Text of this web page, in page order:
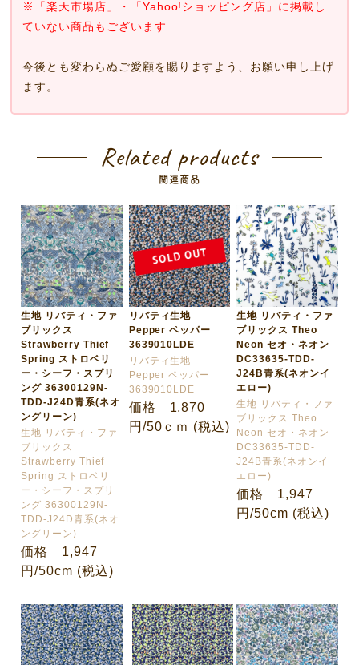
※「楽天市場店」・「Yahoo!ショッピング店」に掲載し
ていない商品もございます
今後とも変わらぬご愛顧を賜りますよう、お願い申し上げ
ます。
Related products
関連商品
生地 リバティ・ファ
ブリックス
Strawberry Thief
Spring ストロベリ
ー・シーフ・スプリ
ング 36300129N-
TDD-J24D青系(ネオ
ングリーン)
生地 リバティ・ファ
ブリックス
Strawberry Thief
Spring ストロベリ
ー・シーフ・スプリ
ング 36300129N-
TDD-J24D青系(ネオ
ングリーン)
価格 1,947
円/50cm (税込)
リバティ生地
Pepper ペッパー
3639010LDE
リバティ生地
Pepper ペッパー
3639010LDE
価格 1,870
円/50ｃｍ (税込)
生地 リバティ・ファ
ブリックス Theo
Neon セオ・ネオン
DC33635-TDD-
J24B青系(ネオンイ
エロー)
生地 リバティ・ファ
ブリックス Theo
Neon セオ・ネオン
DC33635-TDD-
J24B青系(ネオンイ
エロー)
価格 1,947
円/50cm (税込)